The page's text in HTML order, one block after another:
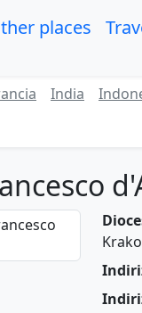
places
India